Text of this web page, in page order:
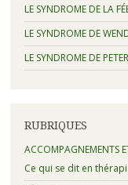
LE SYNDROME DE LA
LE SYNDROME DE
LE SYNDROME DE
RUBRIQUES
ACCOMPAGNEMENTS
Ce qui se dit en